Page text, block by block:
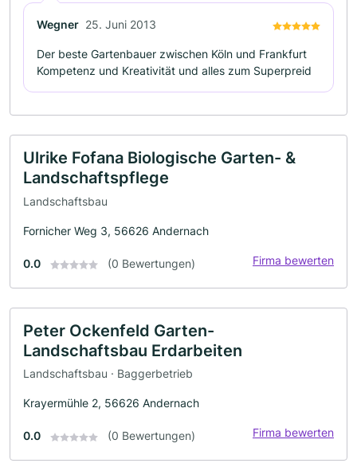
Wegner 25. Juni 2013
Der beste Gartenbauer zwischen Köln und Frankfurt
Kompetenz und Kreativität und alles zum Superpreid
Ulrike Fofana Biologische Garten- &
Landschaftspflege
Landschaftsbau
Fornicher Weg 3, 56626 Andernach
0.0 (0 Bewertungen) Firma bewerten
Peter Ockenfeld Garten-
Landschaftsbau Erdarbeiten
Landschaftsbau · Baggerbetrieb
Krayermühle 2, 56626 Andernach
0.0 (0 Bewertungen) Firma bewerten